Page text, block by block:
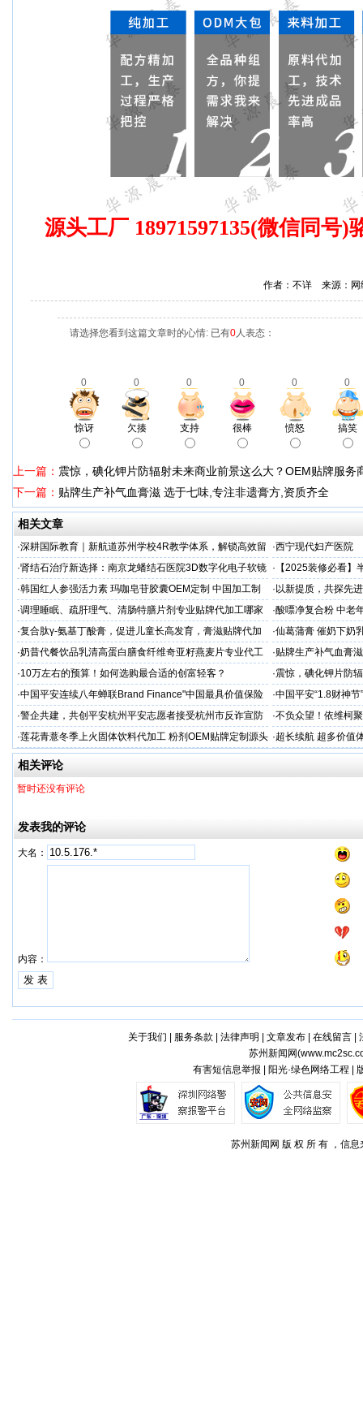
源头工厂 18971597135(微信同号)
作者：不详 来源：
请选择您看到这篇文章时的心情: 已有0人表态：
0 0 0 0 0 0
惊讶 欠揍 支持 很棒 愤怒 搞笑
上一篇： 震惊，碘化钾片防辐射未来商业前景这么大？OEM贴牌服务
下一篇： 贴牌生产补气血膏滋 选于七味,专注非遗膏方,资质齐全
相关文章
·深耕国际教育｜新航道苏州学校4R教学体系，解锁高效留
学备考之路
·西宁现代妇产医院
·肾结石治疗新选择：南京龙蟠结石医院3D数字化电子软镜
保肾取石术
· 【2025装修必看
你省下3万冤枉钱！
·韩国红人参强活力素 玛咖皂苷胶囊OEM定制 中国加工制
造商
· 以新提质，共探先
·调理睡眠、疏肝理气、清肠特膳片剂专业贴牌代加工哪家
专业
·酸嘌净复合粉 中老
·复合肽γ-氨基丁酸膏，促进儿童长高发育，膏滋贴牌代加
工厂家
·仙葛蒲膏 催奶下奶
家
·奶昔代餐饮品乳清高蛋白膳食纤维奇亚籽燕麦片专业代工
厂家
·贴牌生产补气血膏
·10万左右的预算！如何选购最合适的创富轻客？ ·震惊，碘化钾片防
务商
·中国平安连续八年蝉联Brand Finance"中国最具价值保险
品牌"
·中国平安“1.8财神
户体验
·警企共建，共创平安杭州平安志愿者接受杭州市反诈宣防
人才专项培训
·不负众望！依维柯
·莲花青薏冬季上火固体饮料代加工 粉剂OEM贴牌定制源头
工厂
·超长续航 超多价值
车多用
相关评论
暂时还没有评论
发表我的评论
大名：
内容：
关于我们 服务条款 法律声明 文章发布| 在线留言|
苏州新闻网(
有害短信息举报 | 阳光·绿色网络工程 |
苏州新闻网 版 权 所 有 ，信